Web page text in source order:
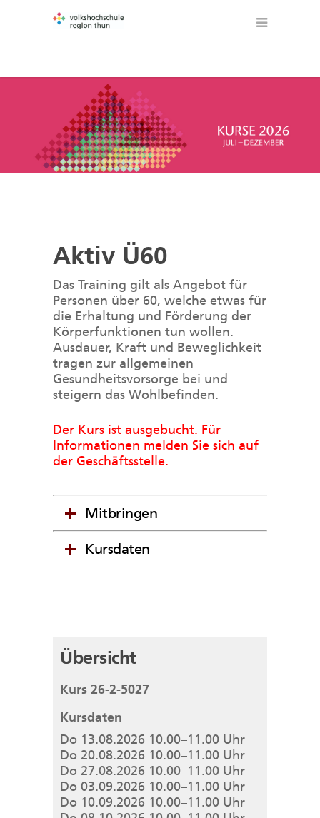
Aktiv Ü60
Das Training gilt als Angebot für
Personen über 60, welche etwas für
die Erhaltung und Förderung der
Körperfunktionen tun wollen.
Ausdauer, Kraft und Beweglichkeit
tragen zur allgemeinen
Gesundheitsvorsorge bei und
steigern das Wohlbefinden.
Der Kurs ist ausgebucht. Für
Informationen melden Sie sich auf
der Geschäftsstelle.
Mitbringen
Kursdaten
Übersicht
Kurs 26-2-5027
Kursdaten
Do 13.08.2026 10.00–11.00 Uhr
Do 20.08.2026 10.00–11.00 Uhr
Do 27.08.2026 10.00–11.00 Uhr
Do 03.09.2026 10.00–11.00 Uhr
Do 10.09.2026 10.00–11.00 Uhr